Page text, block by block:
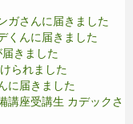
ガさんに届きました
くんに届きました
きました
られました
に届きました
座受講生 カデックさ